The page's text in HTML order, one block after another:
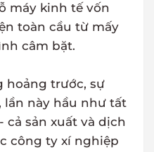
máy kinh tế vốn
toàn cầu từ mấy
câm bặt.
hoảng trước, sự
lần này hầu như tất
sản xuất và dịch
công ty xí nghiệp